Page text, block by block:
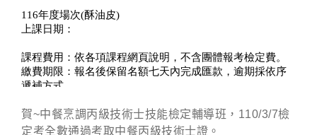
賀~中餐烹調丙級技術士技能檢定輔導班，110/3/7檢
定考全數通過考取中餐丙級技術士證。